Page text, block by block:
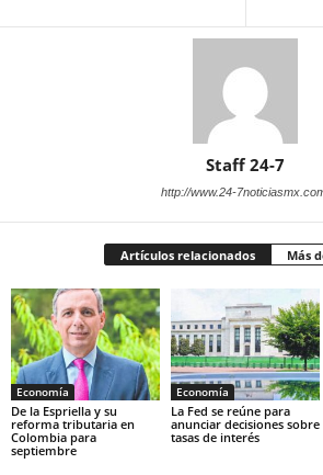
Staff 24-7
http://www.24-
Artículos relacionados Más
Economía
De la Espriella y su
reforma tributaria en
Colombia para
septiembre
Economía
La Fed se reúne para
anunciar decisiones sobre
tasas de interés